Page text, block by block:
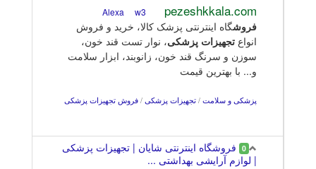
pezeshkkala.com
w3
فروشگاه اینترنتی پزشک کالا، خرید و فروش
انواع تجهیزات پزشکی، نوار تست قند خون،
سوزن و سرنگ قند خون، زانوبند، ابزار سلامت
و... با بهترین قیمت
پزشکی و سلامت / تجهیزات پزشکی / فروش تجهیزات پزشکی
0 فروشگاه اینترنتی شایان | تجهیزات پزشکی
| لوازم آرایشی بهداشتی ...